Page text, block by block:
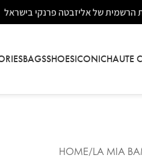
הרשמית של אליזבטה פרנקי בישראל
BAGSSHOESICONICHAUTE
HOME LA MIA